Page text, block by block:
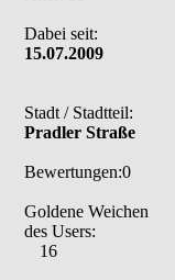
Dabei seit:
15.07.2009
Stadt / Stadtteil:
Pradler Straße
Bewertungen:0
Goldene Weichen
des Users:
16